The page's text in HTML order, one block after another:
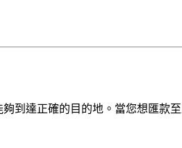
到達正確的目的地。當您想匯